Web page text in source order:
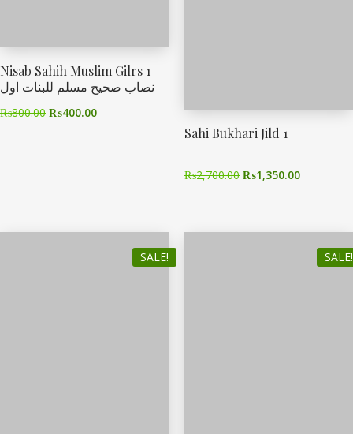
Nisab Sahih Muslim Gilrs 1
نصاب صحیح مسلم للبنات اول
₨800.00 ₨400.00
Sahi Bukhari Jild 1
₨2,700.00 ₨1,350.00
SALE! SALE!